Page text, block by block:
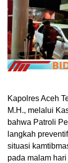
Kapolres Aceh
M.H., melalui
bahwa Patroli
langkah
situasi
pada malam